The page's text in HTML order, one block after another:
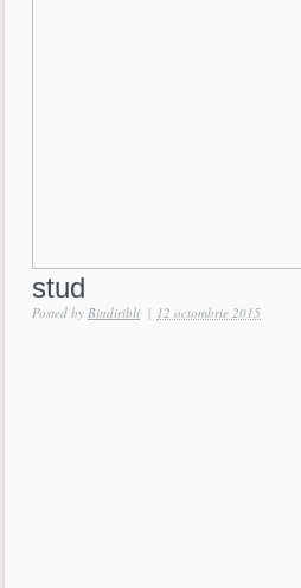
stud
Posted by Bindiribli | 12 octombrie 2015